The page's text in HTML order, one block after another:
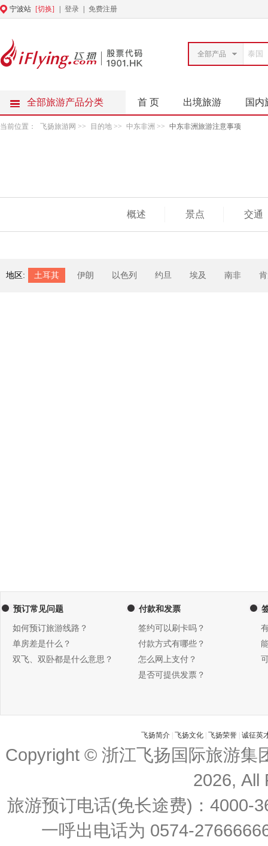
宁波站 [切换] 登录 免费注册
全部产品
全部旅游产品分类 首 页 出境旅游 国内
当前位置： 飞扬旅游网 >> 目的地 >> 中东非洲 >> 中东非洲旅游注意事项
概述 景点 交通
地区: 土耳其 伊朗 以色列 约旦 埃及 南非
预订常见问题
如何预订旅游线路？
单房差是什么？
双飞、双卧都是什么意思？
付款和发票
签约可以刷卡吗？
付款方式有哪些？
怎么网上支付？
是否可提供发票？
飞扬简介 飞扬文化 飞扬荣誉 诚征英
Copyright © 浙江飞扬国际旅游集
2026, All
旅游预订电话(免长途费)：4000-
一呼出电话为 0574-